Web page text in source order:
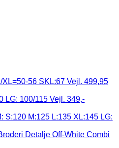
56 SKL:67 Vejl. 499,95
LG: 100/115 Vejl. 349,-
S:120 M:125 L:135 XL:145 LG:
Detalje Off-White Combi